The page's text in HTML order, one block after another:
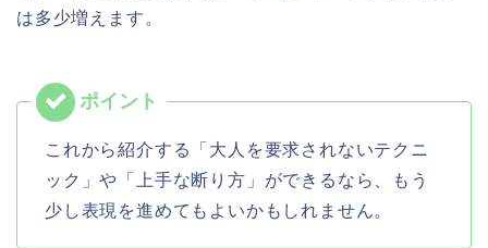
は多少増えます。
これから紹介する「大人を要求されないテクニ
ック」や「上手な断り方」ができるなら、もう
少し表現を進めてもよいかもしれません。